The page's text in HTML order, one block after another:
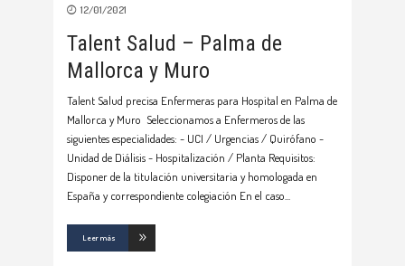
12/01/2021
Talent Salud – Palma de
Mallorca y Muro
Talent Salud precisa Enfermeras para Hospital en Palma de
Mallorca y Muro Seleccionamos a Enfermeros de las
siguientes especialidades: - UCI / Urgencias / Quirófano -
Unidad de Diálisis - Hospitalización / Planta Requisitos:
Disponer de la titulación universitaria y homologada en
España y correspondiente colegiación En el caso
Leer más